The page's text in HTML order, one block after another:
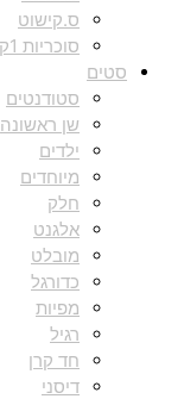
ס.קישוט
סוכריות 1ק"ג
סטים
סטודנטים
שן ראשונה
ילדים
מיוחדים
חלק
אלגנט
מובלט
כדורגל
מפיות
רגיל
חד קרן
דיסני